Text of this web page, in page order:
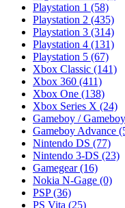
Playstation 1 (58)
Playstation 2 (435)
Playstation 3 (314)
Playstation 4 (131)
Playstation 5 (67)
Xbox Classic (141)
Xbox 360 (411)
Xbox One (138)
Xbox Series X (24)
Gameboy /
Gameboy Advance
Nintendo DS (77)
Nintendo 3-DS (23)
Gamegear(16)
Nokia N-Gage (0)
PSP(36)
PS Vita (25)